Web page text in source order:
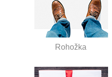
Rohožka